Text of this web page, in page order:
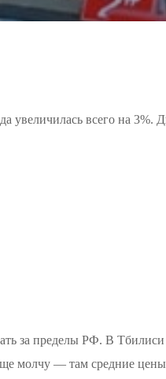
увеличилась всего на
за пределы РФ. В
молчу — там средние цены